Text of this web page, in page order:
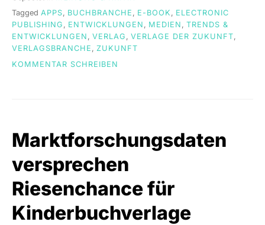
Tagged APPS, BUCHBRANCHE , E-BOOK , ELECTRONIC
PUBLISHING , ENTWICKLUNGEN , MEDIEN , TRENDS &
ENTWICKLUNGEN , VERLAG , VERLAGE DER ZUKUNFT,
VERLAGSBRANCHE , ZUKUNFT
KOMMENTAR SCHREIBEN
INTERVIEW:
PRODUKTKONZEPTION
DAS
Marktforschungsdaten
versprechen
Riesenchance für
Kinderbuchverlage